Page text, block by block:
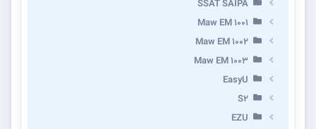
SSAT SAIPA
Maw EM 1001
Maw EM 1002
Maw EM 1003
EasyU
S2
EZU